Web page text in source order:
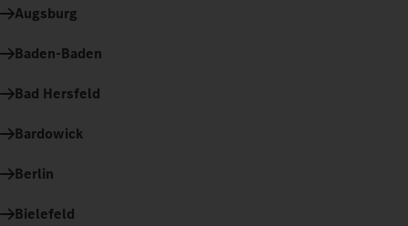
Augsburg
Baden-Baden
Bad Hersfeld
Bardowick
Berlin
Bielefeld